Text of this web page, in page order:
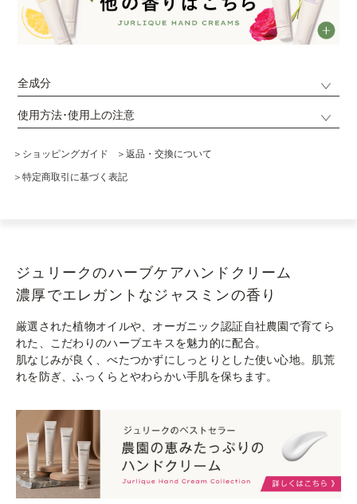
全成分
使用方法･使用上の注意
＞ショッピングガイド ＞返品・交換について
＞特定商取引に基づく表記
ジュリークのハーブケアハンドクリーム
濃厚でエレガントなジャスミンの香り
厳選された植物オイルや、オーガニック認証自社農園で育てら
れた、こだわりのハーブエキスを魅力的に配合。
肌なじみが良く、べたつかずにしっとりとした使い心地。肌荒
れを防ぎ、ふっくらとやわらかい手肌を保ちます。